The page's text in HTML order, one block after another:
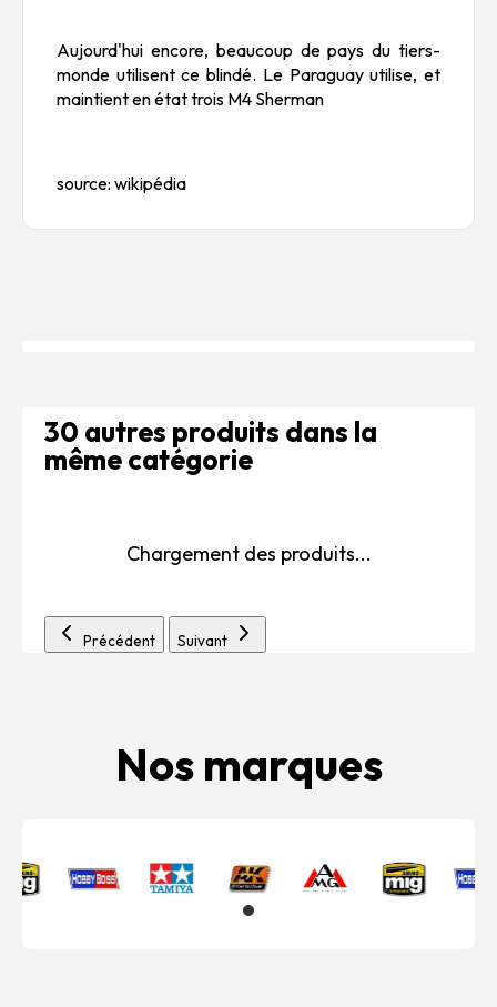
Aujourd'hui encore, beaucoup de pays du tiers-
monde utilisent ce blindé. Le Paraguay utilise, et
maintient en état trois M4 Sherman
source: wikipédia
30 autres produits dans la
même catégorie
Chargement des produits...
Précédent Suivant
Nos marques